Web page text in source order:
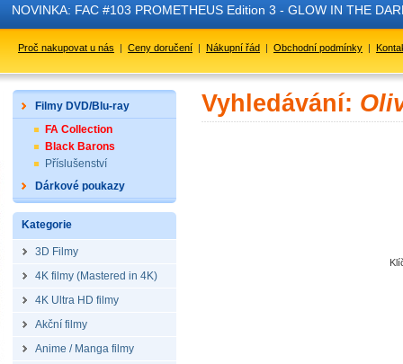
NOVINKA: FAC #103 PROMETHEUS Edition 3 - GLOW IN THE
Proč nakupovat u nás | Ceny doručení | Nákupní řád | Obchodní podmínky |
Filmy DVD/Blu-ray
FA Collection
Black Barons
Příslušenství
Dárkové poukazy
Kategorie
3D Filmy
4K filmy (Mastered in 4K)
4K Ultra HD filmy
Akční filmy
Anime / Manga filmy
Vyhledávání: